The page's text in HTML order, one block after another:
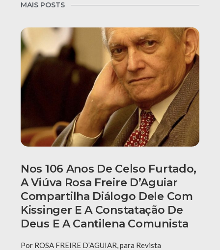
MAIS POSTS
Nos 106 Anos De Celso Furtado,
A Viúva Rosa Freire D’Aguiar
Compartilha Diálogo Dele Com
Kissinger E A Constatação De
Deus E A Cantilena Comunista
Por ROSA FREIRE D’AGUIAR, para Revista